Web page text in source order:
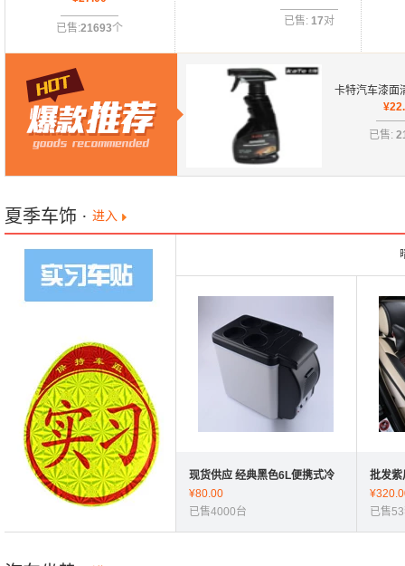
内饰用品
已售:21693个
2A\3032
已售: 17对
卡特汽车漆面
虫胶去除剂
品
¥
已售:
夏季车饰 · 进入
现货供应 经典黑色6L便携式冷
暖箱 汽冷热车载冰箱 汽车专用
¥80.00
已售4000台
批发紫
通用座
范CRV
¥
已售